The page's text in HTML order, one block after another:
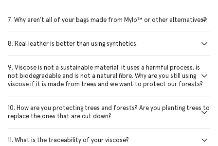
7. Why aren’t all of your bags made from Mylo™ or other alternatives?
8. Real leather is better than using synthetics.
9. Viscose is not a sustainable material: it uses a harmful process, is
not biodegradable and is not a natural fibre. Why are you still using
viscose if it is made from trees and we want to protect our forests?
10. How are you protecting trees and forests? Are you planting trees to
replace the ones that are cut down?
11. What is the traceability of your viscose?